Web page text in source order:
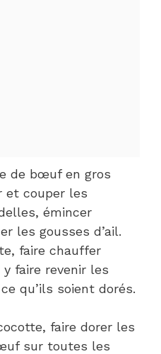
de bœuf en gros
et couper les
émincer
les gousses d’ail.
faire chauffer
y faire revenir les
qu’ils soient dorés.
faire dorer les
sur toutes les